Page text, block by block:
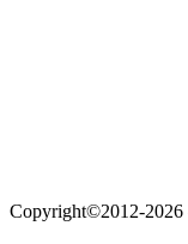
Copyright©2012-